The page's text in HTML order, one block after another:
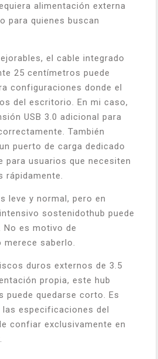
alimentación externa
para quienes buscan
el cable integrado
25 centímetros puede
configuraciones donde el
del escritorio. En mi caso,
USB 3.0 adicional para
También
puerto de carga dedicado
para usuarios que necesiten
rápidamente.
leve y normal, pero en
sostenidothub puede
No es motivo de
merece saberlo.
duros externos de 3.5
propia, este hub
puede quedarse corto. Es
especificaciones del
confiar exclusivamente en